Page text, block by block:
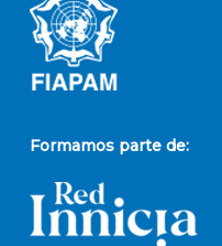
Formamos parte de: